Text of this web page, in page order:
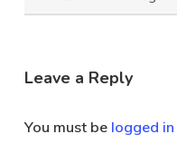
Categoria
Leave a Reply
You must be logged in